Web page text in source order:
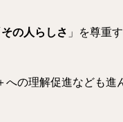
その人らしさ 」を尊重
の理解促進なども進